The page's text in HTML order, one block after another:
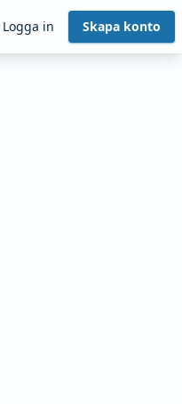
Logga in Skapa konto